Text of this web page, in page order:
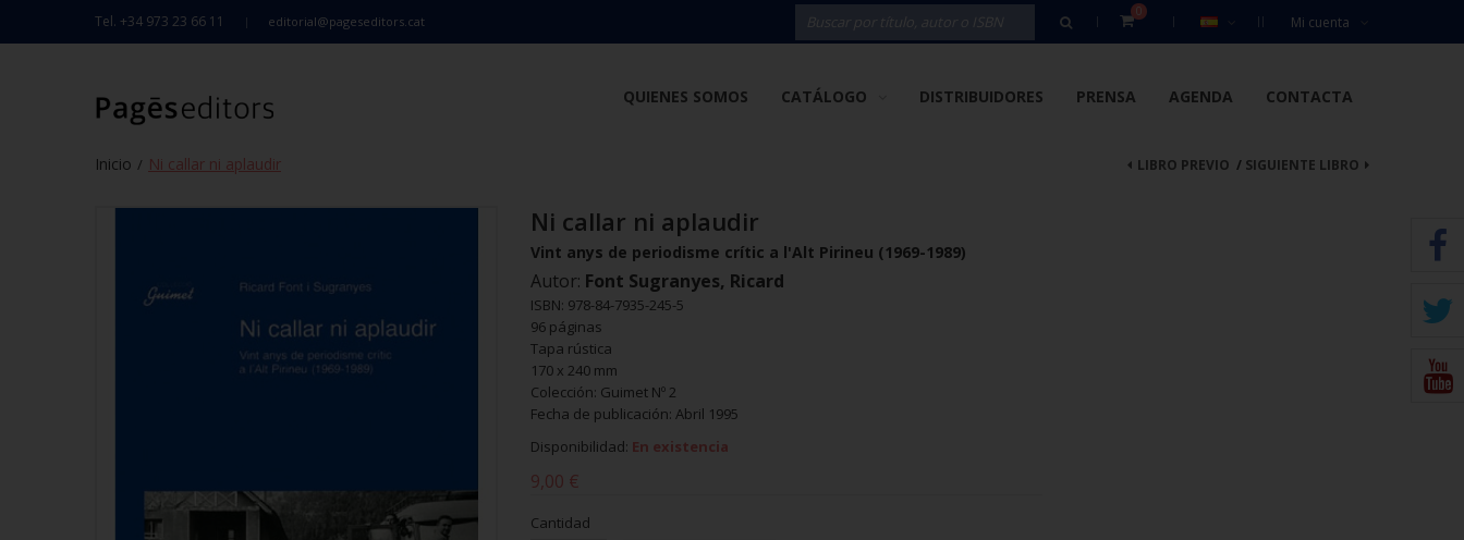
Tel. +34 973 23 66 11 editorial@pageseditors.cat Mi cuenta
0
QUIENES SOMOS CATÁLOGO DISTRIBUIDORES PRENSA AGENDA CONTACTA
Inicio / Ni callar ni aplaudir SIGUIENTE LIBRO
LIBRO PREVIO /
Ni callar ni aplaudir
Vint anys de periodisme crític a l'Alt Pirineu (1969-1989)
Autor: Font Sugranyes, Ricard
ISBN: 978-84-7935-245-5
96 páginas
Tapa rústica
170 x 240 mm
Colección: Guimet Nº 2
Fecha de publicación: Abril 1995
Disponibilidad: En existencia
9,00 €
Cantidad